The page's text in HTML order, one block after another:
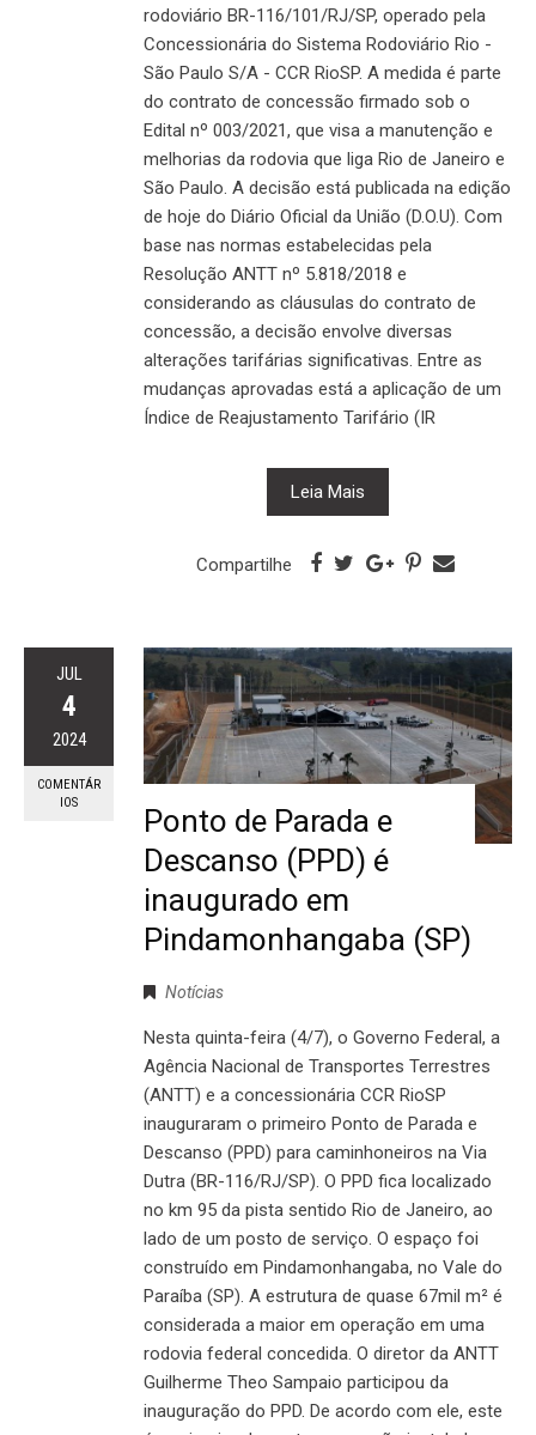
rodoviário BR-116/101/RJ/SP, operado pela
Concessionária do Sistema Rodoviário Rio -
São Paulo S/A - CCR RioSP. A medida é parte
do contrato de concessão firmado sob o
Edital nº 003/2021, que visa a manutenção e
melhorias da rodovia que liga Rio de Janeiro e
São Paulo. A decisão está publicada na edição
de hoje do Diário Oficial da União (D.O.U). Com
base nas normas estabelecidas pela
Resolução ANTT nº 5.818/2018 e
considerando as cláusulas do contrato de
concessão, a decisão envolve diversas
alterações tarifárias significativas. Entre as
mudanças aprovadas está a aplicação de um
Índice de Reajustamento Tarifário (IR
Leia Mais
Compartilhe
JUL
4
2024
COMENTÁR
IOS
Ponto de Parada e
Descanso (PPD) é
inaugurado em
Pindamonhangaba (SP)
Notícias
Nesta quinta-feira (4/7), o Governo Federal, a
Agência Nacional de Transportes Terrestres
(ANTT) e a concessionária CCR RioSP
inauguraram o primeiro Ponto de Parada e
Descanso (PPD) para caminhoneiros na Via
Dutra (BR-116/RJ/SP). O PPD fica localizado
no km 95 da pista sentido Rio de Janeiro, ao
lado de um posto de serviço. O espaço foi
construído em Pindamonhangaba, no Vale do
Paraíba (SP). A estrutura de quase 67mil m² é
considerada a maior em operação em uma
rodovia federal concedida. O diretor da ANTT
Guilherme Theo Sampaio participou da
inauguração do PPD. De acordo com ele, este